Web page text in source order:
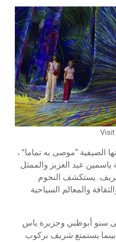
الصيفية “موصى به تماما” ،
عبد العزيز والممثل
شريف. يستكشف النجوم
والمعالم السياحية
سنو أبوظبي وجزيرة ياس
بينما يستمتع شريف بركوب